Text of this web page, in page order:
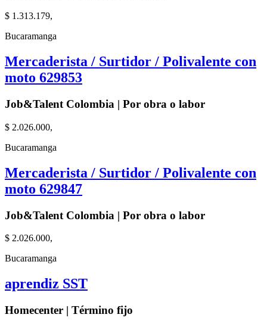
$ 1.313.179,
Bucaramanga
Mercaderista / Surtidor / Polivalente con
moto 629853
Job&Talent Colombia | Por obra o labor
$ 2.026.000,
Bucaramanga
Mercaderista / Surtidor / Polivalente con
moto 629847
Job&Talent Colombia | Por obra o labor
$ 2.026.000,
Bucaramanga
aprendiz SST
Homecenter | Término fijo